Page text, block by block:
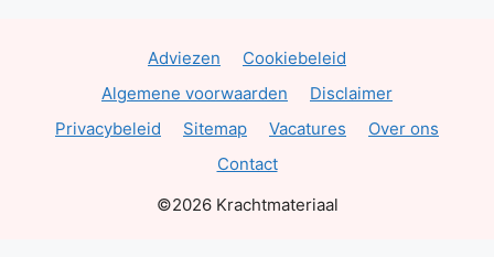
Adviezen
Cookiebeleid
Algemene voorwaarden
Disclaimer
Privacybeleid
Sitemap Vacatures
Over ons
Contact
©2026 Krachtmateriaal